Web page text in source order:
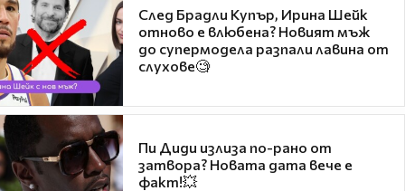
След Брадли Купър, Ирина Шейк
отново е влюбена? Новият мъж
до супермодела разпали лавина от
слухове🧐
Пи Диди излиза по-рано от
затвора? Новата дата вече е
факт!💥